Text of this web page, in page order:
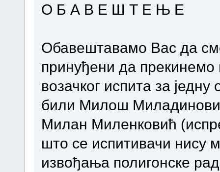
О Б А В Е Ш Т Е Њ Е
Обавештавамо Вас да
принуђени да
возачког испита за једну
били Милош
Милан Миленковић
што се испитивачи нису
извођања полигонске